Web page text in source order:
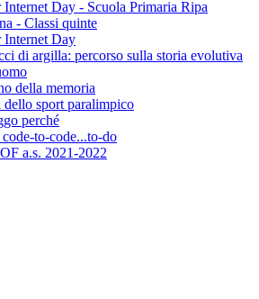
Internet Day - Scuola Primaria Ripa
- Classi quinte
Internet Day
di argilla: percorso sulla storia evolutiva
della memoria
dello sport paralimpico
perché
to-code...to-do
a.s. 2021-2022